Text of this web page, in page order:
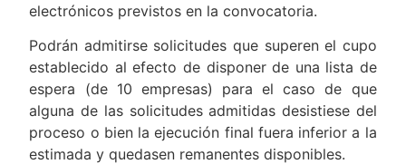
electrónicos previstos en la convocatoria.
Podrán admitirse solicitudes que superen el cupo
establecido al efecto de disponer de una lista de
espera (de 10 empresas) para el caso de que
alguna de las solicitudes admitidas desistiese del
proceso o bien la ejecución final fuera inferior a la
estimada y quedasen remanentes disponibles.